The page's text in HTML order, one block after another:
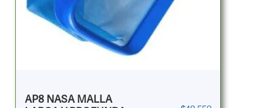
AP8 NASA MALLA